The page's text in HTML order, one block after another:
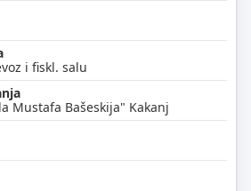
i fiskl. salu
Mustafa Bašeskija" Kakanj